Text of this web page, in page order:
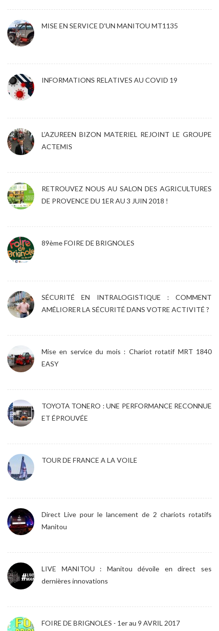
MISE EN SERVICE D'UN MANITOU MT1135
INFORMATIONS RELATIVES AU COVID 19
L’AZUREEN BIZON MATERIEL REJOINT LE GROUPE
ACTEMIS
RETROUVEZ NOUS AU SALON DES AGRICULTURES
DE PROVENCE DU 1ER AU 3 JUIN 2018 !
89ème FOIRE DE BRIGNOLES
SÉCURITÉ EN INTRALOGISTIQUE : COMMENT
AMÉLIORER LA SÉCURITÉ DANS VOTRE ACTIVITÉ ?
Mise en service du mois : Chariot rotatif MRT 1840
EASY
TOYOTA TONERO : UNE PERFORMANCE RECONNUE
ET ÉPROUVÉE
TOUR DE FRANCE A LA VOILE
Direct Live pour le lancement de 2 chariots rotatifs
Manitou
LIVE MANITOU : Manitou dévoile en direct ses
dernières innovations
FOIRE DE BRIGNOLES - 1er au 9 AVRIL 2017